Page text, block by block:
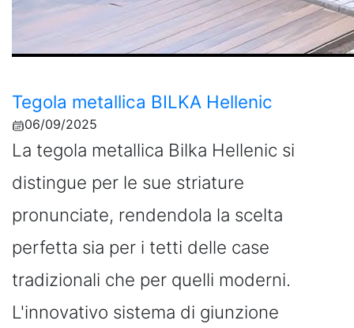
Tegola metallica BILKA Hellenic
06/09/2025
La tegola metallica Bilka Hellenic si
distingue per le sue striature
pronunciate, rendendola la scelta
perfetta sia per i tetti delle case
tradizionali che per quelli moderni.
L'innovativo sistema di giunzione